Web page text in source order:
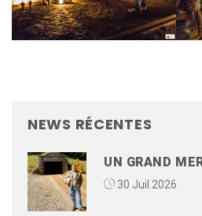
NEWS RÉCENTES
UN GRAND
30 Juil 2026